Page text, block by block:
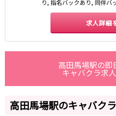
り, 指名バックあり, 同伴バ
求人詳細
高田馬場駅の即
キャバクラ求
高田馬場駅のキャバク
藤沢・鎌倉
相模
溝の口
平塚
福富
横須賀
上大
武蔵
たまプラーザ・向ヶ丘遊園・鷺
元住
川崎北部
茅ヶ
JR中央線(快速)
新宿駅
立川
神田
中野
高円寺駅
荻窪
阿佐ヶ谷駅
国分寺駅
西荻